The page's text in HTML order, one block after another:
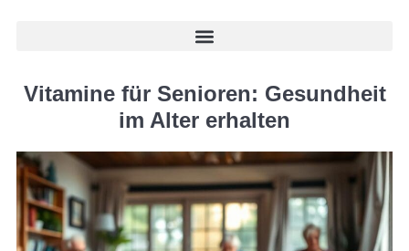
Vitamine für Senioren: Gesundheit
im Alter erhalten